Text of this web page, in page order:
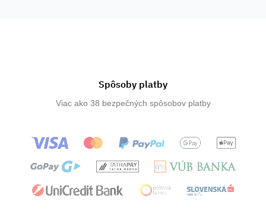
Spôsoby platby
Viac ako 38 bezpečných spôsobov platby